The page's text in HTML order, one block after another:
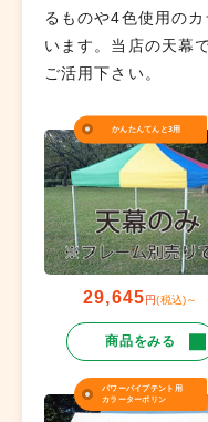
るものや4色使用の
います。当店の天幕
ご活用下さい。
かんたんてんと3用
29,645円(税込)～
商品をみる
パワーパイプテント用
カラーターポリン